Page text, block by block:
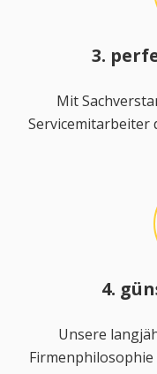
3.
Mit
Servicemitarbeiter
4.
Unsere